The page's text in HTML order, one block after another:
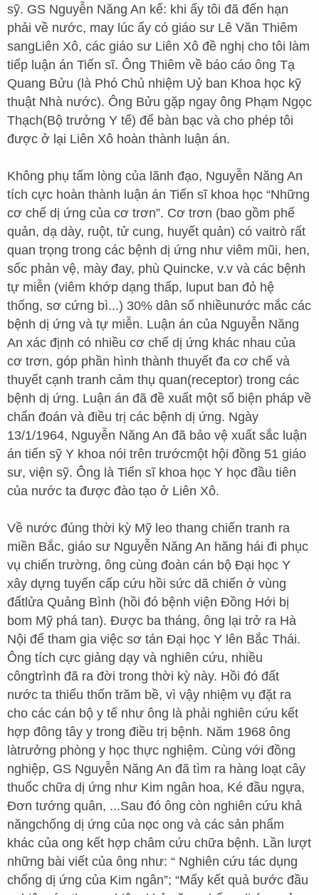
sỹ. GS Nguyễn Năng An kể: khi ấy tôi đã đến hạn
phải về nước, may lúc ấy có giáo sư Lê Văn Thiêm
sangLiên Xô, các giáo sư Liên Xô đề nghị cho tôi làm
tiếp luận án Tiến sĩ. Ông Thiêm về báo cáo ông Tạ
Quang Bửu (là Phó Chủ nhiệm Uỷ ban Khoa học kỹ
thuật Nhà nước). Ông Bửu gặp ngay ông Phạm Ngọc
Thạch(Bộ trưởng Y tế) để bàn bạc và cho phép tôi
được ở lại Liên Xô hoàn thành luận án.
Không phụ tấm lòng của lãnh đạo, Nguyễn Năng An
tích cực hoàn thành luận án Tiến sĩ khoa học “Những
cơ chế dị ứng của cơ trơn”. Cơ trơn (bao gồm phế
quản, dạ dày, ruột, tử cung, huyết quản) có vaitrò rất
quan trọng trong các bệnh dị ứng như viêm mũi, hen,
sốc phản vệ, mày đay, phù Quincke, v.v và các bệnh
tự miễn (viêm khớp dạng thấp, luput ban đỏ hệ
thống, sơ cứng bì...) 30% dân số nhiềunước mắc các
bệnh dị ứng và tự miễn. Luận án của Nguyễn Năng
An xác định có nhiều cơ chế dị ứng khác nhau của
cơ trơn, góp phần hình thành thuyết đa cơ chế và
thuyết cạnh tranh cảm thụ quan(receptor) trong các
bệnh dị ứng. Luận án đã đề xuất một số biện pháp về
chẩn đoán và điều trị các bệnh dị ứng. Ngày
13/1/1964, Nguyễn Năng An đã bảo vệ xuất sắc luận
án tiến sỹ Y khoa nói trên trướcmột hội đồng 51 giáo
sư, viện sỹ. Ông là Tiến sĩ khoa học Y học đầu tiên
của nước ta được đào tạo ở Liên Xô.
Về nước đúng thời kỳ Mỹ leo thang chiến tranh ra
miền Bắc, giáo sư Nguyễn Năng An hăng hái đi phục
vụ chiến trường, ông cùng đoàn cán bộ Đại học Y
xây dựng tuyến cấp cứu hồi sức dã chiến ở vùng
đấtlửa Quảng Bình (hồi đó bệnh viện Đồng Hới bị
bom Mỹ phá tan). Được ba tháng, ông lại trở ra Hà
Nội để tham gia việc sơ tán Đại học Y lên Bắc Thái.
Ông tích cực giảng dạy và nghiên cứu, nhiều
côngtrình đã ra đời trong thời kỳ này. Hồi đó đất
nước ta thiếu thốn trăm bề, vì vậy nhiệm vụ đặt ra
cho các cán bộ y tế như ông là phải nghiên cứu kết
hợp đông tây y trong điều trị bệnh. Năm 1968 ông
làtrưởng phòng y học thực nghiệm. Cùng với đồng
nghiệp, GS Nguyễn Năng An đã tìm ra hàng loạt cây
thuốc chữa dị ứng như Kim ngân hoa, Ké đầu ngựa,
Đơn tướng quân, ...Sau đó ông còn nghiên cứu khả
năngchống dị ứng của nọc ong và các sản phẩm
khác của ong kết hợp châm cứu chữa bệnh. Lần lượt
những bài viết của ông như: “ Nghiên cứu tác dụng
chống dị ứng của Kim ngân”; “Mấy kết quả bước đầu